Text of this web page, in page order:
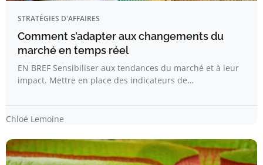
STRATÉGIES D'AFFAIRES
Comment s’adapter aux changements du
marché en temps réel
EN BREF Sensibiliser aux tendances du marché et à leur
impact. Mettre en place des indicateurs de…
Chloé Lemoine